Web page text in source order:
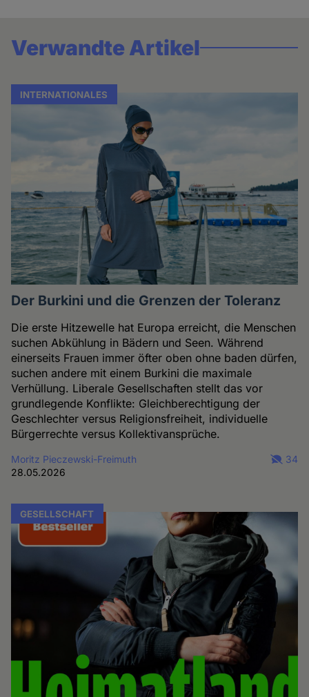
Verwandte Artikel
INTERNATIONALES
Der Burkini und die Grenzen der Toleranz
Die erste Hitzewelle hat Europa erreicht, die Menschen
suchen Abkühlung in Bädern und Seen. Während
einerseits Frauen immer öfter oben ohne baden dürfen,
suchen andere mit einem Burkini die maximale
Verhüllung. Liberale Gesellschaften stellt das vor
grundlegende Konflikte: Gleichberechtigung der
Geschlechter versus Religionsfreiheit, individuelle
Bürgerrechte versus Kollektivansprüche.
Moritz Pieczewski-Freimuth
28.05.2026
34
GESELLSCHAFT